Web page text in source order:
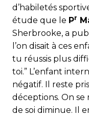
d’habiletés
étude que le Pr
Sherbrooke, a
l’on disait à ces
tu réussis plus
toi.” L’enfant
négatif. Il reste
déceptions. On
de soi diminue. Il